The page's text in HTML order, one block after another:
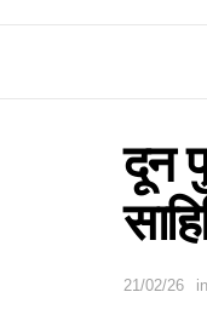
दून
21/02/26 in